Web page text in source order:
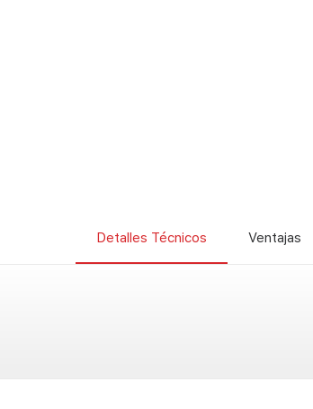
Detalles Técnicos Ventajas